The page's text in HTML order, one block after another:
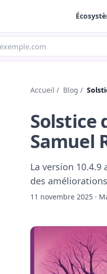
Accueil / Blog /
Solstice
Samuel
La version
des
11 novembre 2025 ·